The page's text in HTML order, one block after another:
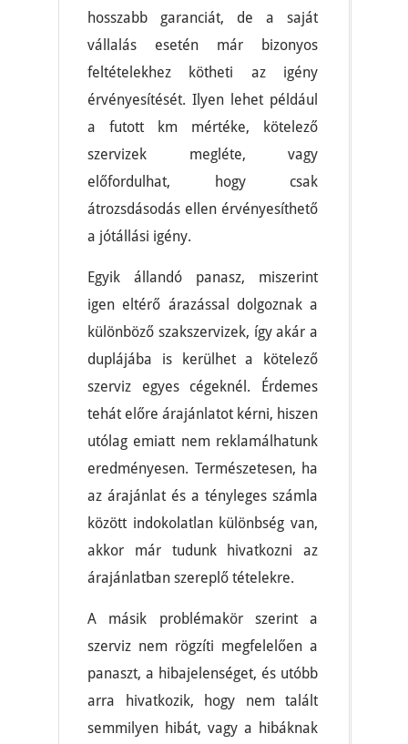
hosszabb garanciát, de a saját
vállalás esetén már bizonyos
feltételekhez kötheti az igény
érvényesítését. Ilyen lehet például
a futott km mértéke, kötelező
szervizek megléte, vagy
előfordulhat, hogy csak
átrozsdásodás ellen érvényesíthető
a jótállási igény.
Egyik állandó panasz, miszerint
igen eltérő árazással dolgoznak a
különböző szakszervizek, így akár a
duplájába is kerülhet a kötelező
szerviz egyes cégeknél. Érdemes
tehát előre árajánlatot kérni, hiszen
utólag emiatt nem reklamálhatunk
eredményesen. Természetesen, ha
az árajánlat és a tényleges számla
között indokolatlan különbség van,
akkor már tudunk hivatkozni az
árajánlatban szereplő tételekre.
A másik problémakör szerint a
szerviz nem rögzíti megfelelően a
panaszt, a hibajelenséget, és utóbb
arra hivatkozik, hogy nem talált
semmilyen hibát, vagy a hibáknak